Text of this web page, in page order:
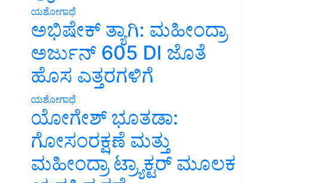
ಯಶೋಗಾಥೆ
ಅಭಿಷೇಕ್ ತ್ಯಾಗಿ: ಮಹೀಂದ್ರಾ
ಅರ್ಜುನ್ 605 DI ಜೊತೆ
ಹೊಸ ಎತ್ತರಗಳಿಗೆ
ಯಶೋಗಾಥೆ
ಯೋಗೇಶ್ ಭೂತಡಾ:
ಗೋಸಂರಕ್ಷಣೆ ಮತ್ತು
ಮಹೀಂದ್ರಾ ಟ್ರ್ಯಾಕ್ಟರ್ ಮೂಲಕ